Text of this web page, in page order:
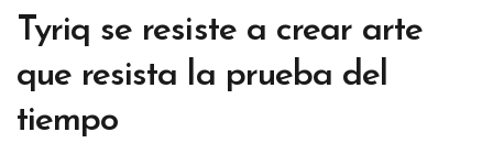
Tyriq se resiste a crear arte
que resista la prueba del
tiempo